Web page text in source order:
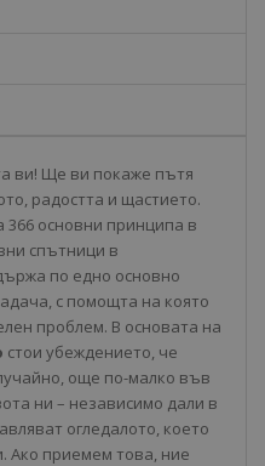
ви! Ще ви покаже пътя
радостта и щастието.
основни принципа в
спътници в
по едно основно
с помощта на която
проблем. В основата на
стои убеждението, че
още по-малко във
ни – независимо дали в
огледалото, което
Ако приемем това, ние